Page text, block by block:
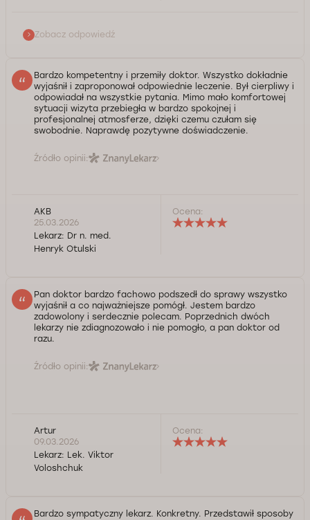
każdym etapie. Cieszymy się, że życzliwość i
profesjonalizm naszego lekarza pomogły Panu
podczas wizyty. Zapraszamy ponownie na wizyty
profilaktyczne. W razie potrzeby pozostajemy do
dyspozycji. Życzymy Panu dużo zdrowia.
Kontrola jakości świadczonych usług Doctorpro
Zobacz odpowiedź
Bardzo kompetentny i przemiły doktor. Wszystko dokładnie
wyjaśnił i zaproponował odpowiednie leczenie. Był cierpliwy i
odpowiadał na wszystkie pytania. Mimo mało komfortowej
sytuacji wizyta przebiegła w bardzo spokojnej i
profesjonalnej atmosferze, dzięki czemu czułam się
swobodnie. Naprawdę pozytywne doświadczenie.
Źródło opinii:
AKB
25.03.2026
Lekarz: Dr n. med.
Henryk Otulski
Ocena:
Pan doktor bardzo fachowo podszedł do sprawy wszystko
wyjaśnił a co najważniejsze pomógł. Jestem bardzo
zadowolony i serdecznie polecam. Poprzednich dwóch
lekarzy nie zdiagnozowało i nie pomogło, a pan doktor od
razu.
Źródło opinii:
Artur
09.03.2026
Lekarz: Lek. Viktor
Voloshchuk
Ocena:
Bardzo sympatyczny lekarz. Konkretny. Przedstawił sposoby